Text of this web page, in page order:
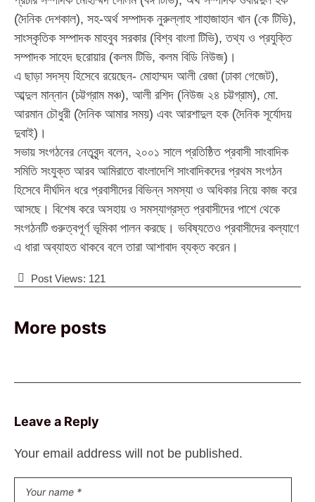
(দৈনিক দেশকাল), সহ-অর্থ সম্পাদক নুরুল্লাহ শাহাজাহান খান (কে টিভি),
সাংস্কৃতিক সম্পাদক মাহবুব সরকার (বিশ্ব বাংলা টিভি), তথ্য ও প্রযুক্তি
সম্পাদক সাহেদ ছরোয়ার (কলম টিভি, কলম বিডি নিউজ)।
এ ছাড়া সদস্য হিসেবে রয়েছেন- মোহাম্মদ আলী রেজা (ঢাকা গেজেট),
আব্দুল মান্নান (চট্টগ্রাম মঞ্চ), আলী রশিদ (নিউজ ২৪ চট্টগ্রাম), মো.
আরমান চৌধুরী (দৈনিক আমার সময়) এবং আরশাদুল হক (দৈনিক সূর্যোদয়
দুবাই)।
সভায় সংগঠনের নেতৃবৃন্দ বলেন, ২০০১ সালে প্রতিষ্ঠিত প্রবাসী সাংবাদিক
সমিতি সংযুক্ত আরব আমিরাতে বাংলাদেশি সাংবাদিকদের প্রথম সংগঠন
হিসেবে দীর্ঘদিন ধরে প্রবাসীদের বিভিন্ন সমস্যা ও অধিকার নিয়ে কাজ করে
আসছে। বিশেষ করে অসহায় ও সমস্যাগ্রস্ত প্রবাসীদের পাশে থেকে
সংগঠনটি গুরুত্বপূর্ণ ভূমিকা পালন করছে। ভবিষ্যতেও প্রবাসীদের কল্যাণে
এ ধারা অব্যাহত থাকবে বলে তারা আশাবাদ ব্যক্ত করেন।
Post Views: 121
More posts
Leave a Reply
Your email address will not be published.